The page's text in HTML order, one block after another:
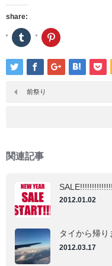
share:
ク
リ
ク
し
て
で
共
ン
ド
開
き
ま
す)
ク
リ
ク
し
て
開
き
ま
す)
前祭り
関連記事
2012.01.02
タイから帰り
2012.03.17